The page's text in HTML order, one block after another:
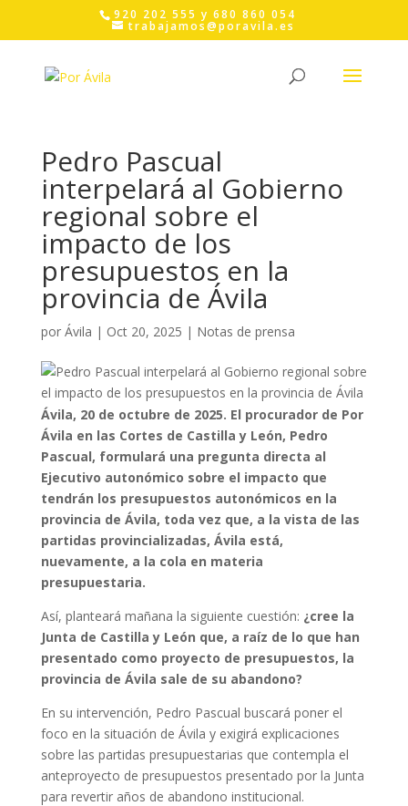
content
920 202 555 y 680 860 054
trabajamos@poravila.es
Pedro Pascual
interpelará al Gobierno
regional sobre el
impacto de los
presupuestos en la
provincia de Ávila
por Ávila | Oct 20, 2025 | Notas de prensa
Ávila, 20 de octubre de 2025. El procurador de Por
Ávila en las Cortes de Castilla y León, Pedro
Pascual, formulará una pregunta directa al
Ejecutivo autonómico sobre el impacto que
tendrán los presupuestos autonómicos en la
provincia de Ávila, toda vez que, a la vista de las
partidas provincializadas, Ávila está,
nuevamente, a la cola en materia
presupuestaria.
Así, planteará mañana la siguiente cuestión: ¿cree la
Junta de Castilla y León que, a raíz de lo que han
presentado como proyecto de presupuestos, la
provincia de Ávila sale de su abandono?
En su intervención, Pedro Pascual buscará poner el
foco en la situación de Ávila y exigirá explicaciones
sobre las partidas presupuestarias que contempla el
anteproyecto de presupuestos presentado por la Junta
para revertir años de abandono institucional.